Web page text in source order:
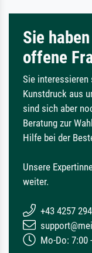
Sie
offene
Sie interessieren
Kunstdruck aus
sind sich aber
Beratung zur
Hilfe bei der
Unsere
weiter.
+43 4257
Mo-Do: 7:00